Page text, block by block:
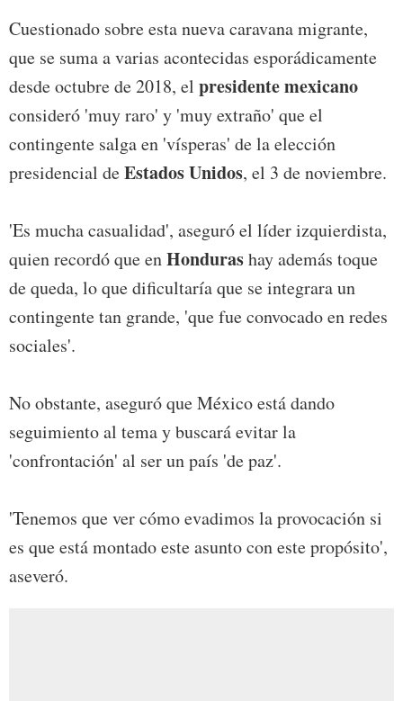
Cuestionado sobre esta nueva caravana migrante,
que se suma a varias acontecidas esporádicamente
desde octubre de 2018, el presidente mexicano
consideró 'muy raro' y 'muy extraño' que el
contingente salga en 'vísperas' de la elección
presidencial deEstados Unidos, el 3 de noviembre.
'Es mucha casualidad', aseguró el líder izquierdista,
quien recordó que enHondurashay además toque
de queda, lo que dificultaría que se integrara un
contingente tan grande, 'que fue convocado en redes
sociales'.
No obstante, aseguró que México está dando
seguimiento al tema y buscará evitar la
'confrontación' al ser un país 'de paz'.
'Tenemos que ver cómo evadimos la provocación si
es que está montado este asunto con este propósito',
aseveró.